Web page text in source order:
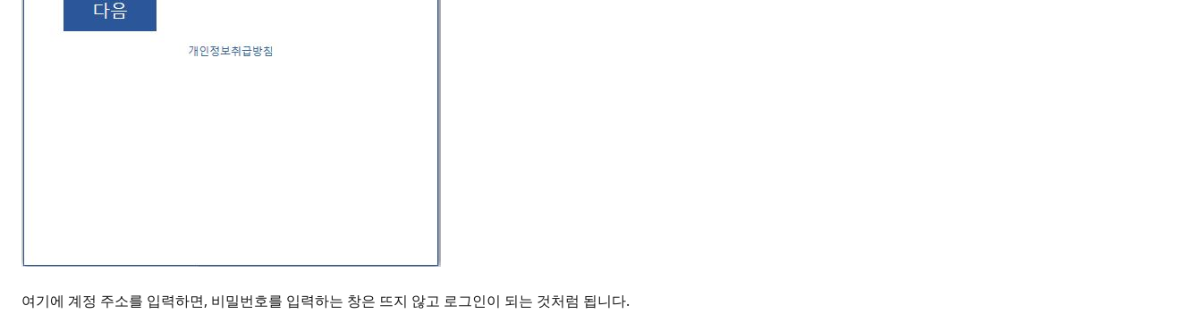
여기에 계정 주소를 입력하면, 비밀번호를 입력하는 창은 뜨지 않고 로그인이 되는 것처럼 됩니다.